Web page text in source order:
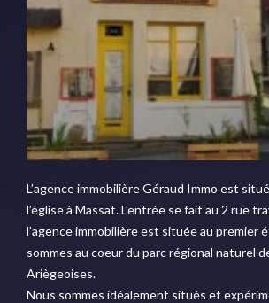
L’agence immobilière Géraud Immo est
l’église à Massat. L’entrée se fait au 2 rue
l’agence immobilière est située au premier
sommes au coeur du parc régional naturel
Ariègeoises.
Nous sommes idéalement situés et